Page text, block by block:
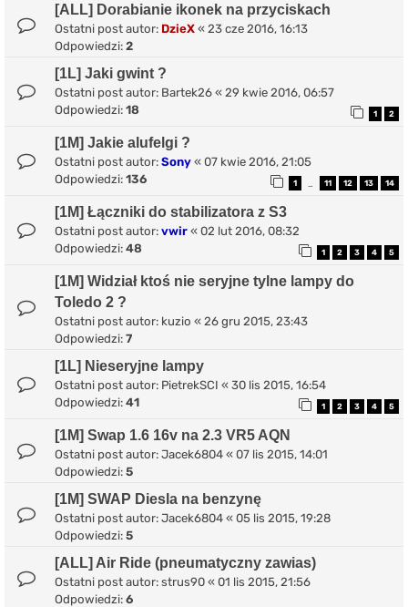
[ALL] Dorabianie ikonek na przyciskach
Ostatni post autor: DzieX « 23 cze 2016, 16:13
Odpowiedzi: 2
[1L] Jaki gwint ?
Ostatni post autor: Bartek26 « 29 kwie 2016, 06:57
Odpowiedzi: 18 1 2
[1M] Jakie alufelgi ?
Ostatni post autor: Sony « 07 kwie 2016, 21:05
Odpowiedzi: 136 1 11 12 13 14
[1M] Łączniki do stabilizatora z S3
Ostatni post autor: vwir « 02 lut 2016, 08:32
Odpowiedzi: 48 1 2 3 4 5
[1M] Widział ktoś nie seryjne tylne lampy do
Toledo 2 ?
Ostatni post autor: kuzio « 26 gru 2015, 23:43
Odpowiedzi: 7
[1L] Nieseryjne lampy
Ostatni post autor: PietrekSCI « 30 lis 2015, 16:54
Odpowiedzi: 41 1 2 3 4 5
[1M] Swap 1.6 16v na 2.3 VR5 AQN
Ostatni post autor: Jacek6804 « 07 lis 2015, 14:01
Odpowiedzi: 5
[1M] SWAP Diesla na benzynę
Ostatni post autor: Jacek6804 « 05 lis 2015, 19:28
Odpowiedzi: 5
[ALL] Air Ride (pneumatyczny zawias)
Ostatni post autor: strus90 « 01 lis 2015, 21:56
Odpowiedzi: 6